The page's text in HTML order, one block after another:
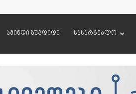
ამინდი ზუგდიდი სასარგებლო